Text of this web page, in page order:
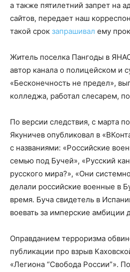
а также пятилетний запрет на
сайтов, передает наш
такой срок запрашивал ему
Житель поселка Пангоды в
автор канала о полицейском и
«Бесконечность не предел»,
колледжа, работал слесарем,
По версии следствия, с марта
Якуничев опубликовал в
с названиями: «Российские
семью под Бучей», «Русский
русского мира?», «Они
делали российские военные в
время. Буча свидетель в
воевать за имперские амбиции
Оправданием терроризма
публикации про взрыв
«Легиона “Свобода России”».